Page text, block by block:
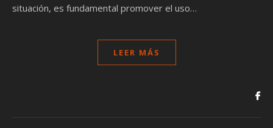
situación, es fundamental promover el uso…
LEER MÁS